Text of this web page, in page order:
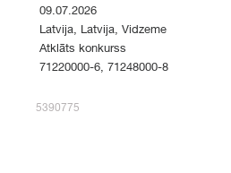
09.07.2026
Latvija, Latvija, Vidzeme
Atklāts konkurss
71220000-6, 71248000-8
5390775